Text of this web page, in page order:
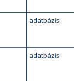
adatbázis
adatbázis